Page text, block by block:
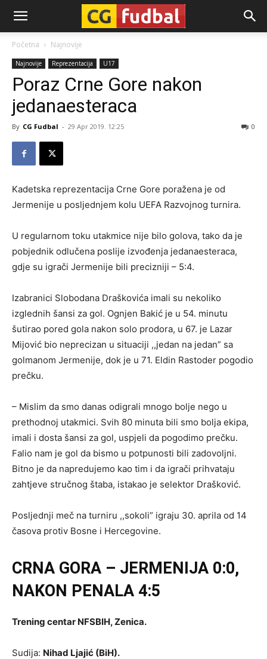
CG-
Fudbal
Početna Najnovije
Najnovije Reprezentacija U17
Poraz Crne Gore nakon
jedanaesteraca
By CG Fudbal - 29 Apr 2019. 12:25 0
Kadetska reprezentacija Crne Gore poražena je od
Jermenije u posljednjem kolu UEFA Razvojnog turnira.
U regularnom toku utakmice nije bilo golova, tako da je
pobjednik odlučena poslije izvođenja jedanaesteraca,
gdje su igrači Jermenije bili precizniji – 5:4.
Izabranici Slobodana Draškovića imali su nekoliko
izglednih šansi za gol. Ognjen Bakić je u 54. minutu
šutirao pored gola nakon solo prodora, u 67. je Lazar
Mijović bio neprecizan u situaciji ,,jedan na jedan” sa
golmanom Jermenije, dok je u 71. Eldin Rastoder pogodio
prečku.
– Mislim da smo danas odigrali mnogo bolje nego u
prethodnoj utakmici. Svih 80 minuta bili smo bolja ekipa,
imali i dosta šansi za gol, uspjeli da pogodimo prečku.
Falio nam je gol da bismo u potpunosti bili zadovoljni.
Bitno je da napredujemo kao tim i da igrači prihvataju
zahtjeve stručnog štaba, istakao je selektor Drašković.
Posljednji meč na turniru ,,sokoli” igraju 30. aprila od 14
časova protiv Bosne i Hercegovine.
CRNA GORA – JERMENIJA 0:0,
NAKON PENALA 4:5
Trening centar NFSBIH, Zenica.
Sudija: Nihad Ljajić (BiH).